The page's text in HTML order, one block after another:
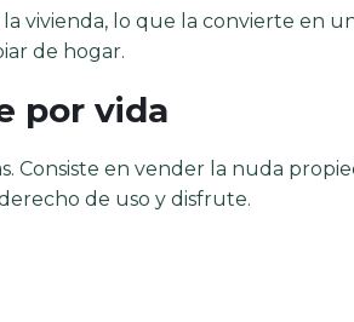
vivienda, lo que la convierte en
de hogar.
por vida
Consiste en vender la nuda
de uso y disfrute.